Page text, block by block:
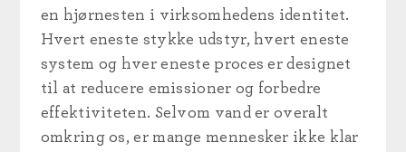
en hjørnesten i virksomhedens identitet.
Hvert eneste stykke udstyr, hvert eneste
system og hver eneste proces er designet
til at reducere emissioner og forbedre
effektiviteten. Selvom vand er overalt
omkring os, er mange mennesker ikke klar